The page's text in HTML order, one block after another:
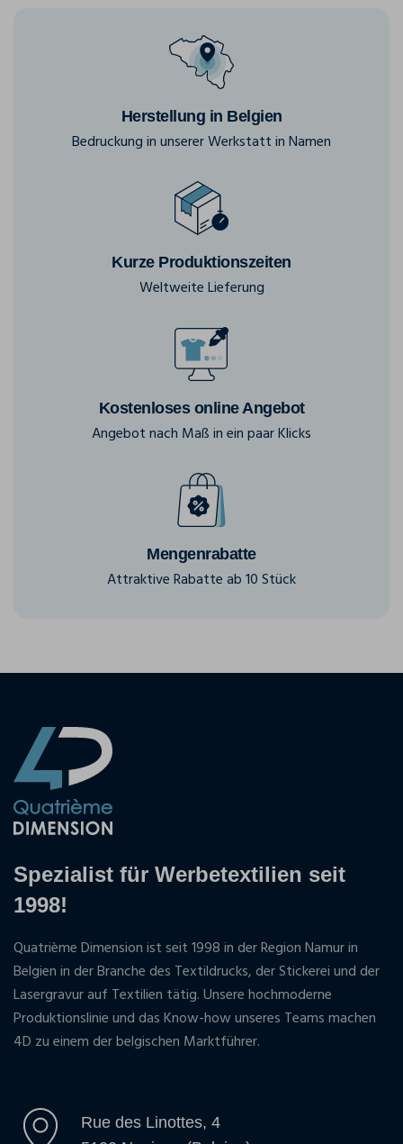
Herstellung in Belgien
Bedruckung in unserer Werkstatt in Namen
Kurze Produktionszeiten
Weltweite Lieferung
Kostenloses online Angebot
Angebot nach Maß in ein paar Klicks
Mengenrabatte
Attraktive Rabatte ab 10 Stück
Spezialist für Werbetextilien seit
1998!
Quatrième Dimension ist seit 1998 in der Region Namur in
Belgien in der Branche des Textildrucks, der Stickerei und der
Lasergravur auf Textilien tätig. Unsere hochmoderne
Produktionslinie und das Know-how unseres Teams machen
4D zu einem der belgischen Marktführer.
Rue des Linottes, 4